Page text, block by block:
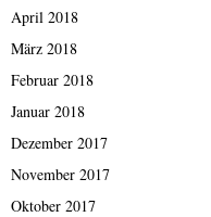
April 2018
März 2018
Februar 2018
Januar 2018
Dezember 2017
November 2017
Oktober 2017